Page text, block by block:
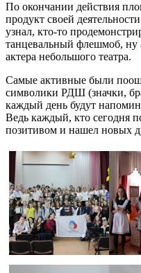
По окончании действия
продукт своей
узнал, кто-то
танцевальный флешмоб, ну
актера небольшого театра.
Самые активные были
символики РДШ (значки,
каждый день будут
Ведь каждый, кто сегодня
позитивом и нашел новых